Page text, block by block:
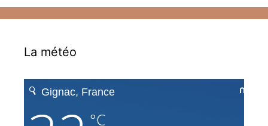
La météo